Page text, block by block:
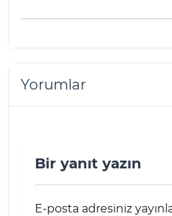
Yorumlar
Bir yanıt yazın
E-posta adresiniz